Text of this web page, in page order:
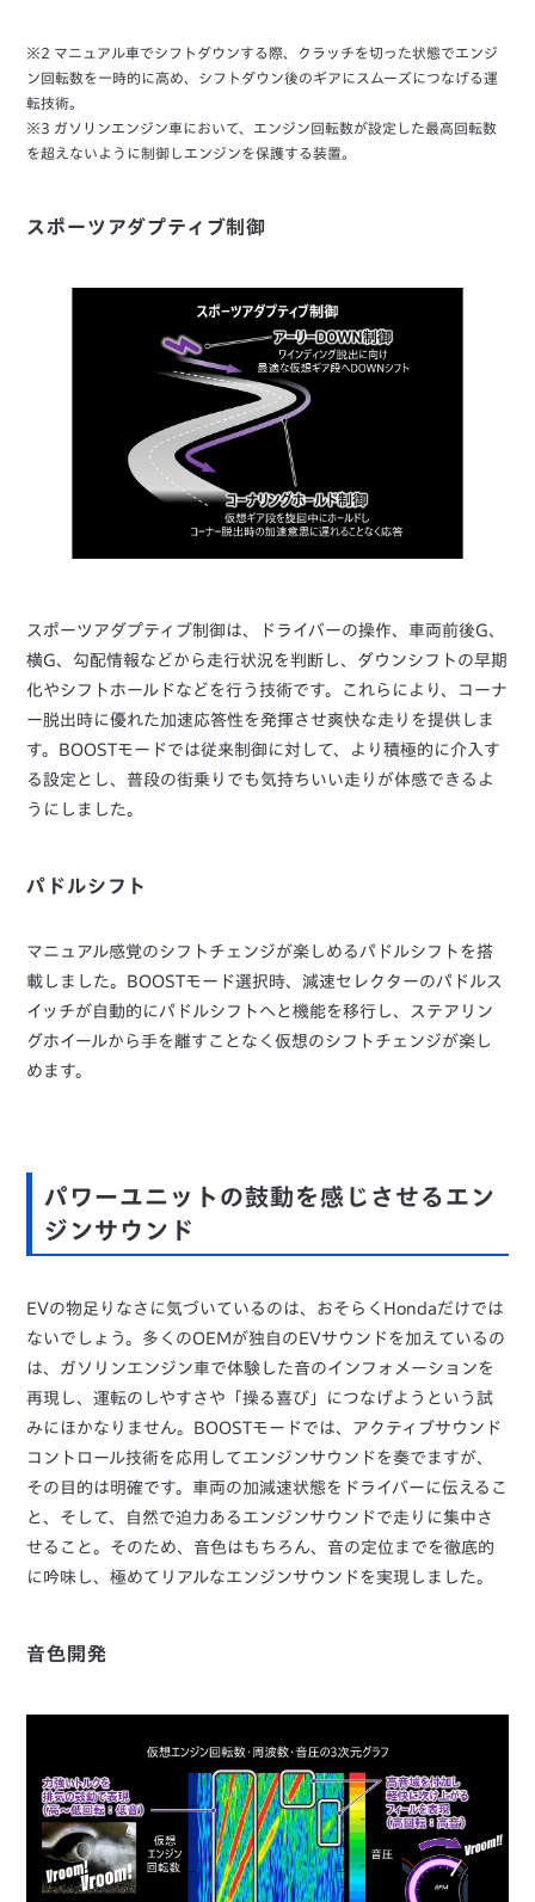
※2 マニュアル車でシフトダウンする際、クラッチを切った状態でエンジ
ン回転数を一時的に高め、シフトダウン後のギアにスムーズにつなげる運
転技術。
※3 ガソリンエンジン車において、エンジン回転数が設定した最高回転数
を超えないように制御しエンジンを保護する装置。
スポーツアダプティブ制御
スポーツアダプティブ制御は、ドライバーの操作、車両前後G、
横G、勾配情報などから走行状況を判断し、ダウンシフトの早期
化やシフトホールドなどを行う技術です。これらにより、コーナ
ー脱出時に優れた加速応答性を発揮させ爽快な走りを提供しま
す。BOOSTモードでは従来制御に対して、より積極的に介入す
る設定とし、普段の街乗りでも気持ちいい走りが体感できるよ
うにしました。
パドルシフト
マニュアル感覚のシフトチェンジが楽しめるパドルシフトを搭
載しました。BOOSTモード選択時、減速セレクターのパドルス
イッチが自動的にパドルシフトへと機能を移行し、ステアリン
グホイールから手を離すことなく仮想のシフトチェンジが楽し
めます。
パワーユニットの鼓動を感じさせるエン
ジンサウンド
EVの物足りなさに気づいているのは、おそらくHondaだけでは
ないでしょう。多くのOEMが独自のEVサウンドを加えているの
は、ガソリンエンジン車で体験した音のインフォメーションを
再現し、運転のしやすさや「操る喜び」につなげようという試
みにほかなりません。BOOSTモードでは、アクティブサウンド
コントロール技術を応用してエンジンサウンドを奏でますが、
その目的は明確です。車両の加減速状態をドライバーに伝えるこ
と、そして、自然で迫力あるエンジンサウンドで走りに集中さ
せること。そのため、音色はもちろん、音の定位までを徹底的
に吟味し、極めてリアルなエンジンサウンドを実現しました。
音色開発